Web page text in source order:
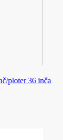
ploter 36 inča